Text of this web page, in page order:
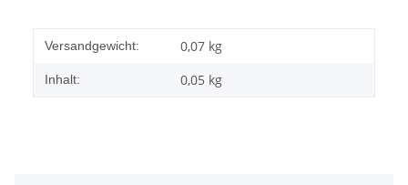
Versandgewicht: 0,07 kg
Inhalt: 0,05 kg